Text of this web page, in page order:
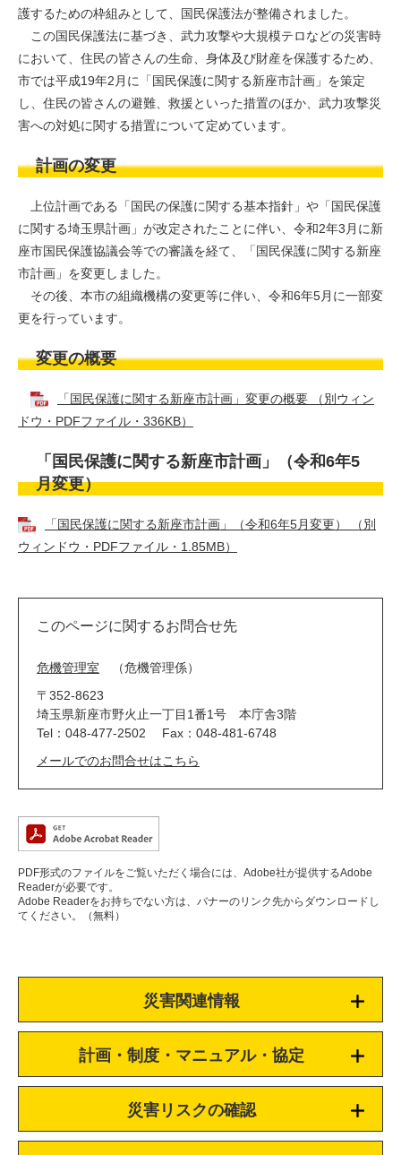
護するための枠組みとして、国民保護法が整備されました。
この国民保護法に基づき、武力攻撃や大規模テロなどの災害時
において、住民の皆さんの生命、身体及び財産を保護するため、
市では平成19年2月に「国民保護に関する新座市計画」を策定
し、住民の皆さんの避難、救援といった措置のほか、武力攻撃災
害への対処に関する措置について定めています。
計画の変更
上位計画である「国民の保護に関する基本指針」や「国民保護
に関する埼玉県計画」が改定されたことに伴い、令和2年3月に新
座市国民保護協議会等での審議を経て、「国民保護に関する新座
市計画」を変更しました。
その後、本市の組織機構の変更等に伴い、令和6年5月に一部変
更を行っています。
変更の概要
「国民保護に関する新座市計画」変更の概要 （別ウィン
ドウ・PDFファイル・336KB）
「国民保護に関する新座市計画」（令和6年5
月変更）
「国民保護に関する新座市計画」（令和6年5月変更） （別
ウィンドウ・PDFファイル・1.85MB）
このページに関するお問合せ先
危機管理室
危機管理係
〒352-8623
埼玉県新座市野火止一丁目1番1号 本庁舎3階
Tel：048-477-2502
Fax：048-481-6748
メールでのお問合せはこちら
PDF形式のファイルをご覧いただく場合には、Adobe社が提供するAdobe
Readerが必要です。
Adobe Readerをお持ちでない方は、バナーのリンク先からダウンロードし
てください。（無料）
災害関連情報
計画・制度・マニュアル・協定
災害リスクの確認